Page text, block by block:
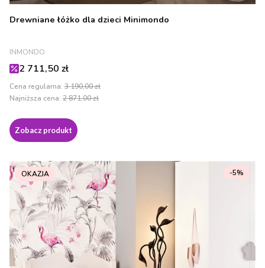
Drewniane łóżko dla dzieci Minimondo
PRODUCENT
INMONDO
Cena promocyjna
2 711,50 zł
Cena regularna: 3 190,00 zł
Najniższa cena: 2 871,00 zł
Zobacz produkt
OKAZJA -5%